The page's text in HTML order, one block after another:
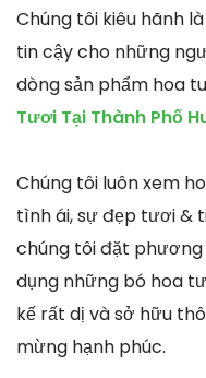
Chúng tôi kiêu hãnh
tin cậy cho những
dòng sản phẩm hoa
Tươi Tại Thành Phố
Chúng tôi luôn xem
tình ái, sự đẹp tươi &
chúng tôi đặt
dụng những bó hoa
kế rất dị và sở hữu
mừng hạnh phúc.